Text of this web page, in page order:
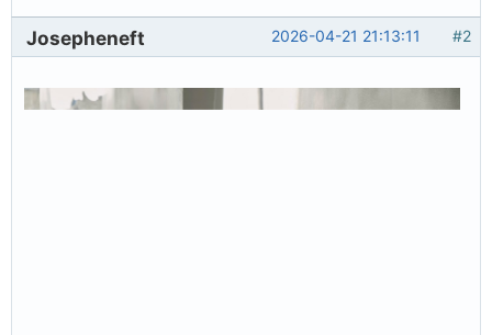
#2
2026-04-21 21:13:11
Josepheneft